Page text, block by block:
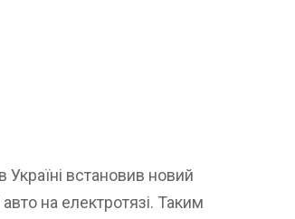
Україні встановив новий
на електротязі. Таким